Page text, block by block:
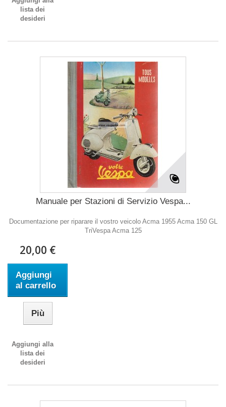
lista dei
desideri
Manuale per Stazioni di Servizio Vespa...
Documentazione per riparare il vostro veicolo Acma 1955 Acma 150 GL
TriVespa Acma 125
20,00 €
Aggiungi
al carrello
Più
Aggiungi alla
lista dei
desideri